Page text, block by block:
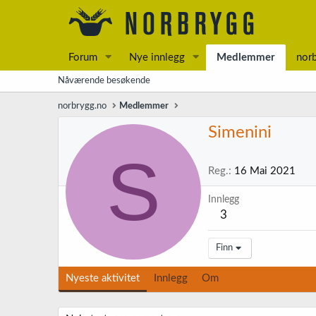
Forum Nye innlegg Medlemmer
Nåværende besøkende
norbrygg.no Medlemmer
S
Simenini
Reg. 16 Mai 2021
Innlegg
3
Finn
Nyeste aktivitet Innlegg Om